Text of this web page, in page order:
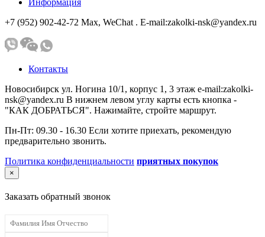
+7 (952) 902-42-72 Мах, WeChat . E-mail:zakolki-nsk@yandex.ru
Контакты
Новосибирск ул. Ногина 10/1, корпус 1, 3 этаж e-mail:zakolki-
nsk@yandex.ru В нижнем левом углу карты есть кнопка -
"КАК ДОБРАТЬСЯ". Нажимайте, стройте маршрут.
Пн-Пт: 09.30 - 16.30 Если хотите приехать, рекомендую
предварительно звонить.
Политика конфиденциальности приятных покупок
×
Заказать обратный звонок